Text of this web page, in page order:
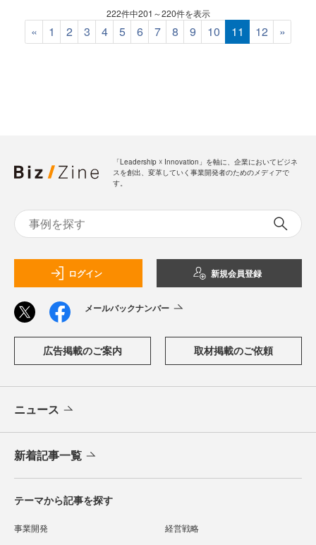
222件中201～220件を表示
« 1 2 3 4 5 6 7 8 9 10 11 12 »
「Leadership ☓ Innovation」を軸に、企業においてビジネ
スを創出、変革していく事業開発者のためのメディアで
す。
ログイン 新規会員登録
メールバックナンバー
広告掲載のご案内 取材掲載のご依頼
ニュース
新着記事一覧
テーマから記事を探す
事業開発 経営戦略